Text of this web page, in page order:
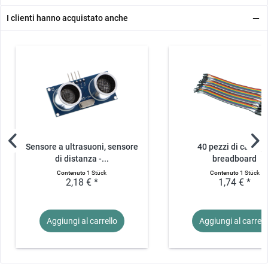
I clienti hanno acquistato anche
Sensore a ultrasuoni, sensore
di distanza -...
Contenuto1 Stück
2,18 € *
Aggiungi al carrello
40 pezzi di cavo
breadboard
maschio/
Contenuto1 Stück
1,74 € *
Aggiungi al